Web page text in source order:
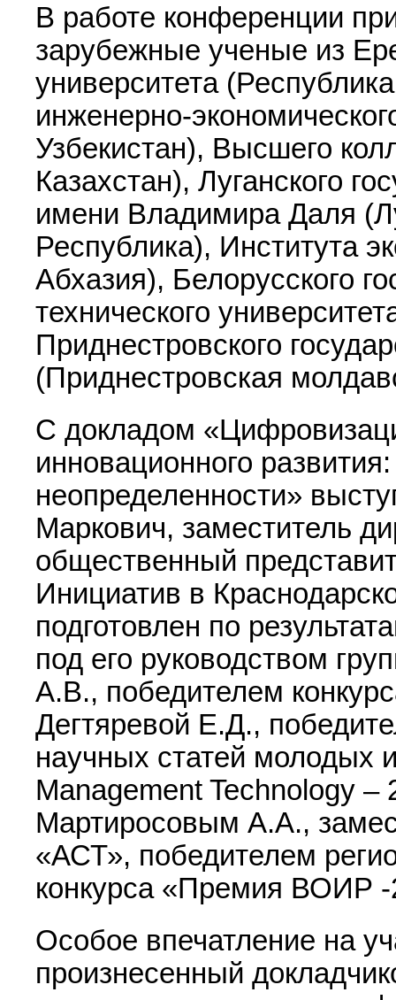
В работе конференции
зарубежные ученые из
университета
инженерно-
Узбекистан), Высшего
Казахстан), Луганского
имени Владимира Даля
Республика), Института
Абхазия), Белорусского
технического
Приднестровского
(Приднестровская
С докладом
инновационного
неопределенности»
Маркович, заместитель
общественный
Инициатив в
подготовлен по
под его руководством
А.В., победителем
Дегтяревой Е.Д.,
научных статей молодых
Management Technology
Мартиросовым А.А.,
«АСТ», победителем
конкурса «Премия ВОИР -
Особое впечатление на
произнесенный